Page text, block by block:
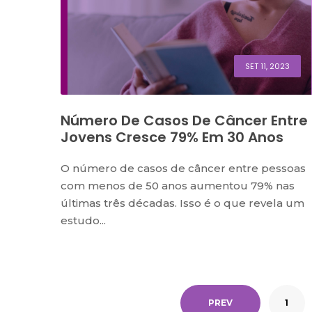
SET 11, 2023
Número De Casos De Câncer Entre
Jovens Cresce 79% Em 30 Anos
O número de casos de câncer entre pessoas
com menos de 50 anos aumentou 79% nas
últimas três décadas. Isso é o que revela um
estudo...
PREV 1